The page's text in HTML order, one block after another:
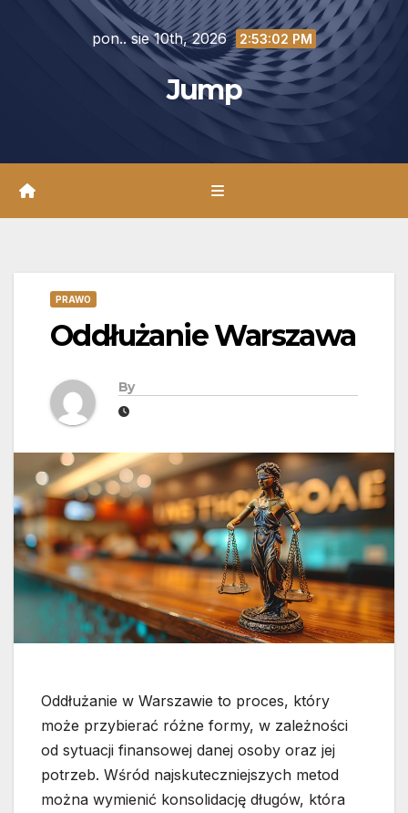
pon.. sie 10th, 2026 2:53:03 PM
Jump
PRAWO
Oddłużanie Warszawa
By
Oddłużanie w Warszawie to proces, który
może przybierać różne formy, w zależności
od sytuacji finansowej danej osoby oraz jej
potrzeb. Wśród najskuteczniejszych metod
można wymienić konsolidację długów, która